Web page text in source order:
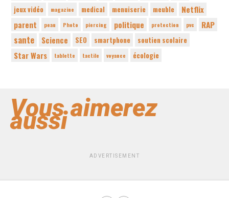
jeux vidéo magazine medical menuiserie meuble
Netflix
parent
peau Photo piercing politique protection pvc RAP
sante Science SEO smartphone soutien scolaire
Star Wars tablette tactile voyance écologie
Vous aimerez
aussi
ADVERTISEMENT